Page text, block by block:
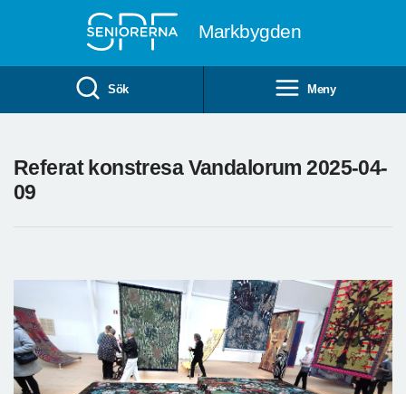
Markbygden
Sök Meny
Referat konstresa Vandalorum 2025-04-
09